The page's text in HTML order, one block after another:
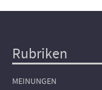
Hauptnavigation
Rubriken
MEINUNGEN